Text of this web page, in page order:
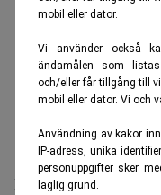
mobil eller dator.
Vi använder också
ändamålen som
och/eller får tillgång till
mobil eller dator. Vi och
Användning av kakor
IP-adress, unika
personuppgifter sker
laglig grund.
I intervjun återkommer